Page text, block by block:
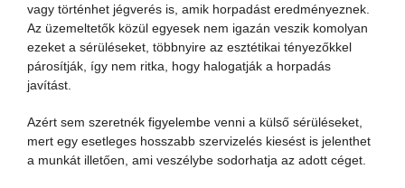
vagy történhet jégverés is, amik horpadást eredményeznek.
Az üzemeltetők közül egyesek nem igazán veszik komolyan
ezeket a sérüléseket, többnyire az esztétikai tényezőkkel
párosítják, így nem ritka, hogy halogatják a horpadás
javítást.
Azért sem szeretnék figyelembe venni a külső sérüléseket,
mert egy esetleges hosszabb szervizelés kiesést is jelenthet
a munkát illetően, ami veszélybe sodorhatja az adott céget.